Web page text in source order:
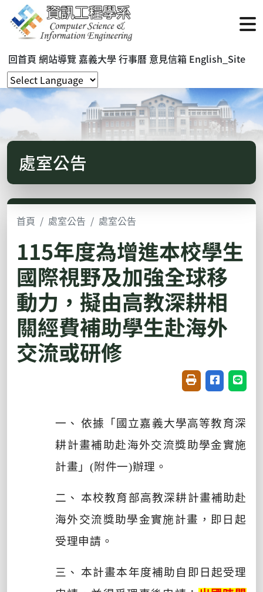
回首頁 網站導覽 嘉義大學行事曆 意見信箱 English_Site
處室公告
首頁 處室公告 處室公告
115年度為增進本校學生
國際視野及加強全球移
動力，擬由高教深耕相
關經費補助學生赴海外
交流或研修
友善列印(開新視
分享至臉書
分享
一、 依據「國立嘉義大學高等教育深
耕計畫補助赴海外交流獎助學金實施
計畫」(附件一)辦理。
二、
本校教育部高教深耕計畫補助赴
海外交流獎助學金實施計畫， 即日起
受理申請。
三、
本計畫本年度補助自即日起受理